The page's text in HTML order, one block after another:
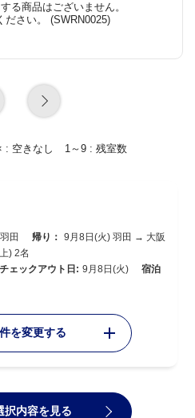
る商品はございません。
ださい。 (SWRN0025)
: 空きなし 1～9 : 残室数
田 帰り： 9月8日(火) 羽田 → 大阪
) 2名
チェックアウト日: 9月8日(火)
宿泊
を変更する
択内容を見る